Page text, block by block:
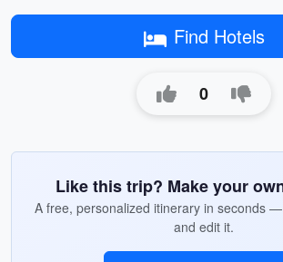
Find Hotels
0
Like this trip? Make your
A free, personalized itinerary in seconds
and edit it.